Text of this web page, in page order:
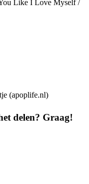
Like I Love Myself /
delen? Graag!